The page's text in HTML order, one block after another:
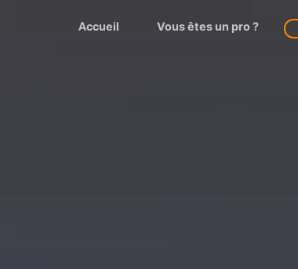
Accueil Vous êtes un pro ?